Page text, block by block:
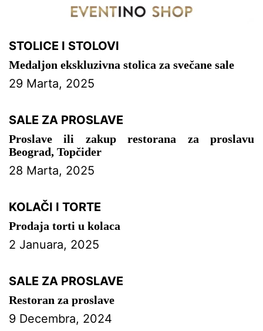
STOLICE I STOLOVI
Medaljon ekskluzivna stolica za svečane sale
29 Marta, 2025
SALE ZA PROSLAVE
Proslave ili zakup restorana za proslavu
Beograd, Topčider
28 Marta, 2025
KOLAČI I TORTE
Prodaja torti u kolaca
2 Januara, 2025
SALE ZA PROSLAVE
Restoran za proslave
9 Decembra, 2024